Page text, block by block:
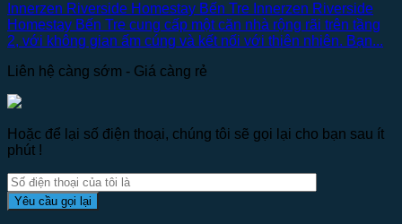
Innerzen Riverside Homestay Bến Tre Innerzen Riverside
Homestay Bến Tre cung cấp một căn nhà rộng rãi trên tầng
2, với không gian ấm cúng và kết nối với thiên nhiên. Bạn...
Liên hệ càng sớm - Giá càng rẻ
Hoặc để lại số điện thoại, chúng tôi sẽ gọi lại cho bạn sau ít
phút !